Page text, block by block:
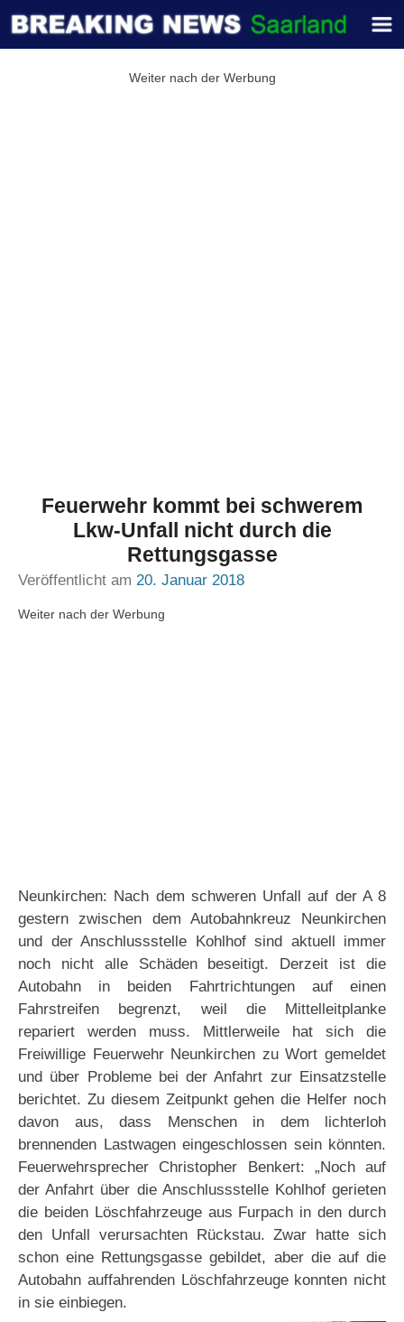
Weiter nach der Werbung
Feuerwehr kommt bei schwerem
Lkw-Unfall nicht durch die
Rettungsgasse
Veröffentlicht am 20. Januar 2018
Weiter nach der Werbung
Neunkirchen: Nach dem schweren Unfall auf der A 8
gestern zwischen dem Autobahnkreuz Neunkirchen
und der Anschlussstelle Kohlhof sind aktuell immer
noch nicht alle Schäden beseitigt. Derzeit ist die
Autobahn in beiden Fahrtrichtungen auf einen
Fahrstreifen begrenzt, weil die Mittelleitplanke
repariert werden muss. Mittlerweile hat sich die
Freiwillige Feuerwehr Neunkirchen zu Wort gemeldet
und über Probleme bei der Anfahrt zur Einsatzstelle
berichtet. Zu diesem Zeitpunkt gehen die Helfer noch
davon aus, dass Menschen in dem lichterloh
brennenden Lastwagen eingeschlossen sein könnten.
Feuerwehrsprecher Christopher Benkert: „Noch auf
der Anfahrt über die Anschlussstelle Kohlhof gerieten
die beiden Löschfahrzeuge aus Furpach in den durch
den Unfall verursachten Rückstau. Zwar hatte sich
schon eine Rettungsgasse gebildet, aber die auf die
Autobahn auffahrenden Löschfahrzeuge konnten nicht
in sie einbiegen.